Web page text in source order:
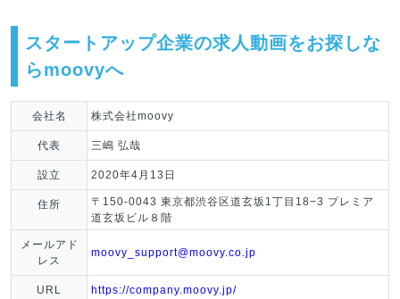
スタートアップ企業の求人動画をお探しな
らmoovyへ
会社名 株式会社moovy
代表 三嶋 弘哉
設立 2020年4月13日
住所
〒150-0043 東京都渋谷区道玄坂1丁目18−3 プレミア
道玄坂ビル８階
メールアド
レス
moovy_support@moovy.co.jp
URL https://company.moovy.jp/